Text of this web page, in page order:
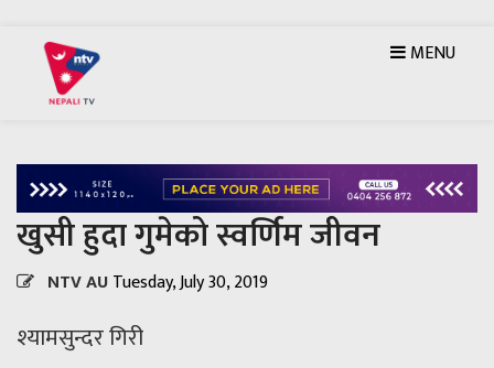
MENU
खुसी हुदा गुमेको स्वर्णिम जीवन
NTV AUTuesday, July 30, 2019
श्यामसुन्दर गिरी